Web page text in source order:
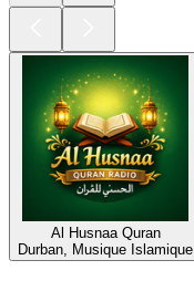
Al Husnaa Quran
Durban, Musique Islamique